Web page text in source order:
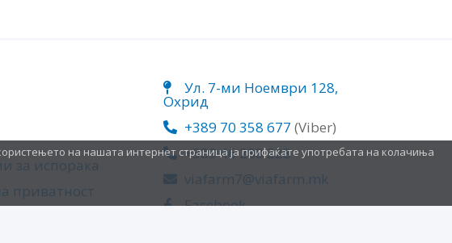
на нашата интернет страница ја прифаќате употребата на колачиња
за испорака
приватност
Ул. 7-ми Ноември 128,
Охрид
+389 70 358 677 (Viber)
+389 46 288 228
viafarm7@viafarm.mk
Facebook